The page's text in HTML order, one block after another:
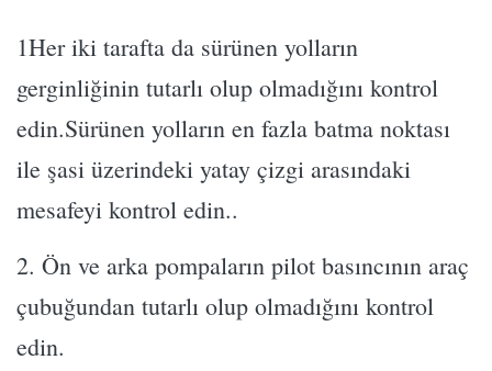
1Her iki tarafta da sürünen yolların
gerginliğinin tutarlı olup olmadığını kontrol
edin.Sürünen yolların en fazla batma noktası
ile şasi üzerindeki yatay çizgi arasındaki
mesafeyi kontrol edin..
2. Ön ve arka pompaların pilot basıncının araç
çubuğundan tutarlı olup olmadığını kontrol
edin.